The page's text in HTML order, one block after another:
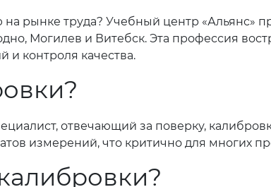
рынке труда? Учебный центр «Альянс»
Могилев и Витебск. Эта профессия
и контроля качества.
отвечающий за поверку,
измерений, что критично для многих